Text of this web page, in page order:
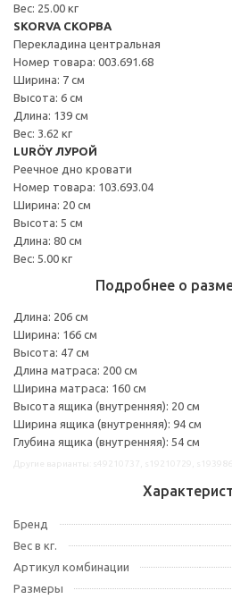
Вес: 25.00 кг
SKORVA СКОРВА
Перекладина центральная
Номер товара: 003.691.68
Ширина: 7 см
Высота: 6 см
Длина: 139 см
Вес: 3.62 кг
LURÖY ЛУРОЙ
Реечное дно кровати
Номер товара: 103.693.04
Ширина: 20 см
Высота: 5 см
Длина: 80 см
Вес: 5.00 кг
Подробнее о
Длина: 206 см
Ширина: 166 см
Высота: 47 см
Длина матраса: 200 см
Ширина матраса: 160 см
Высота ящика (внутренняя): 20 см
Ширина ящика (внутренняя): 94 см
Глубина ящика (внутренняя): 54 см
Бренд
Вес в кг.
Артикул комбинации
Размеры